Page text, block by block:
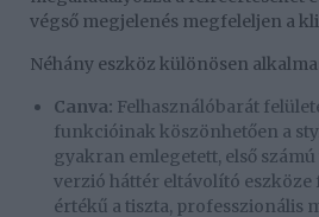
végső megjelenés megfeleljen a
Néhány eszköz különösen
Canva: Felhasználóbarát
funkcióinak köszönhetően a
gyakran emlegetett, első számú
verzió háttér eltávolító eszköze
értékű a tiszta, professzionális